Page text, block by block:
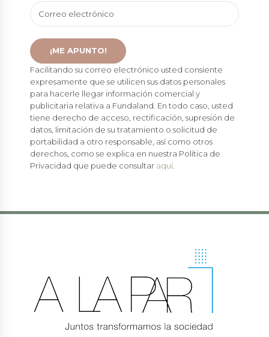
Facilitando su correo electrónico usted consiente
expresamente que se utilicen sus datos personales
para hacerle llegar información comercial y
publicitaria relativa a Fundaland. En todo caso, usted
tiene derecho de acceso, rectificación, supresión de
datos, limitación de su tratamiento o solicitud de
portabilidad a otro responsable, así como otros
derechos, como se explica en nuestra Política de
Privacidad que puede consultar aquí